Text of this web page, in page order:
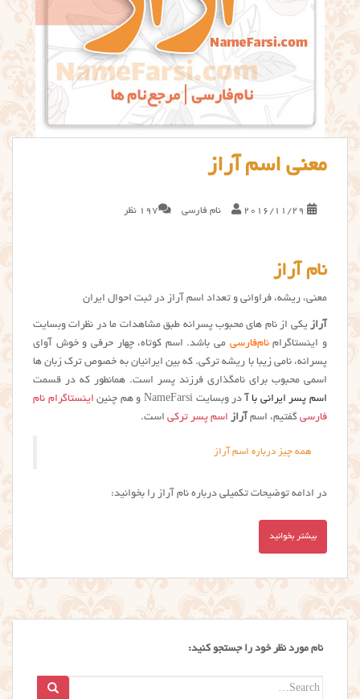
معنی اسم آراز
2016/11/29 نام فارسی 197 نظر
نام آراز
معنی، ریشه، فراوانی و تعداد اسم آراز در ثبت احوال ایران
آراز یکی از نام های محبوب پسرانه طبق مشاهدات ما در نظرات وبسایت
و اینستاگرامنام‌فارسی می باشد. اسم کوتاه، چهار حرفی و خوش آوای
پسرانه، نامی زیبا با ریشه ترکی. که بین ایرانیان به خصوص ترک زبان ها
اسمی محبوب برای نامگذاری فرزند پسر است. همانطور که در قسمت
اسم پسر ایرانی با آدر وبسایت NameFarsi و هم چنین
اینستاگرام نام
فارسی گفتیم، اسم آراز اسم پسر ترکی است.
همه چیز درباره اسم آراز
در ادامه توضیحات تکمیلی درباره نام آراز را بخوانید:
بیشتر بخوانید
نام مورد نظر خود را جستجو کنید:
Search